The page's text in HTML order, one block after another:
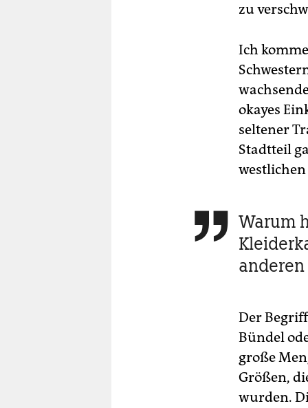
zu
Ich
okayes
seltener
Stadtteil
 Warum
Der
Bündel
große
Größen,
wurden.